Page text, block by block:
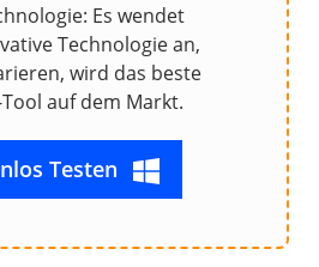
Es wendet
Technologie an,
wird das beste
auf dem Markt.
Testen